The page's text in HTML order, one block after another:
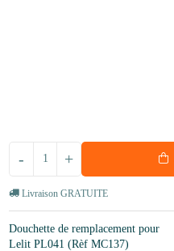
+
-
Livraison GRATUITE
Douchette de remplacement pour
Lelit PL041 (Rèf MC137)